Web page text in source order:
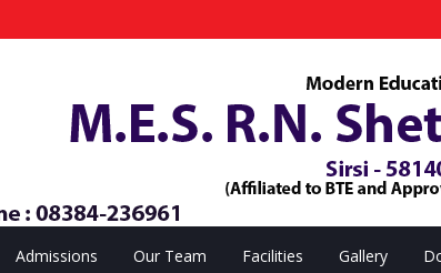
Admissions Our Team Facilities Gallery